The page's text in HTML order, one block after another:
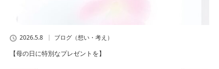
2026.5.8 ブログ（想い・考え）
【母の日に特別なプレゼントを】